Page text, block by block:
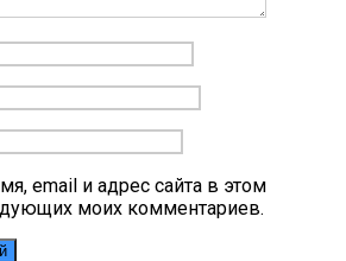
email и адрес сайта в этом
моих комментариев.